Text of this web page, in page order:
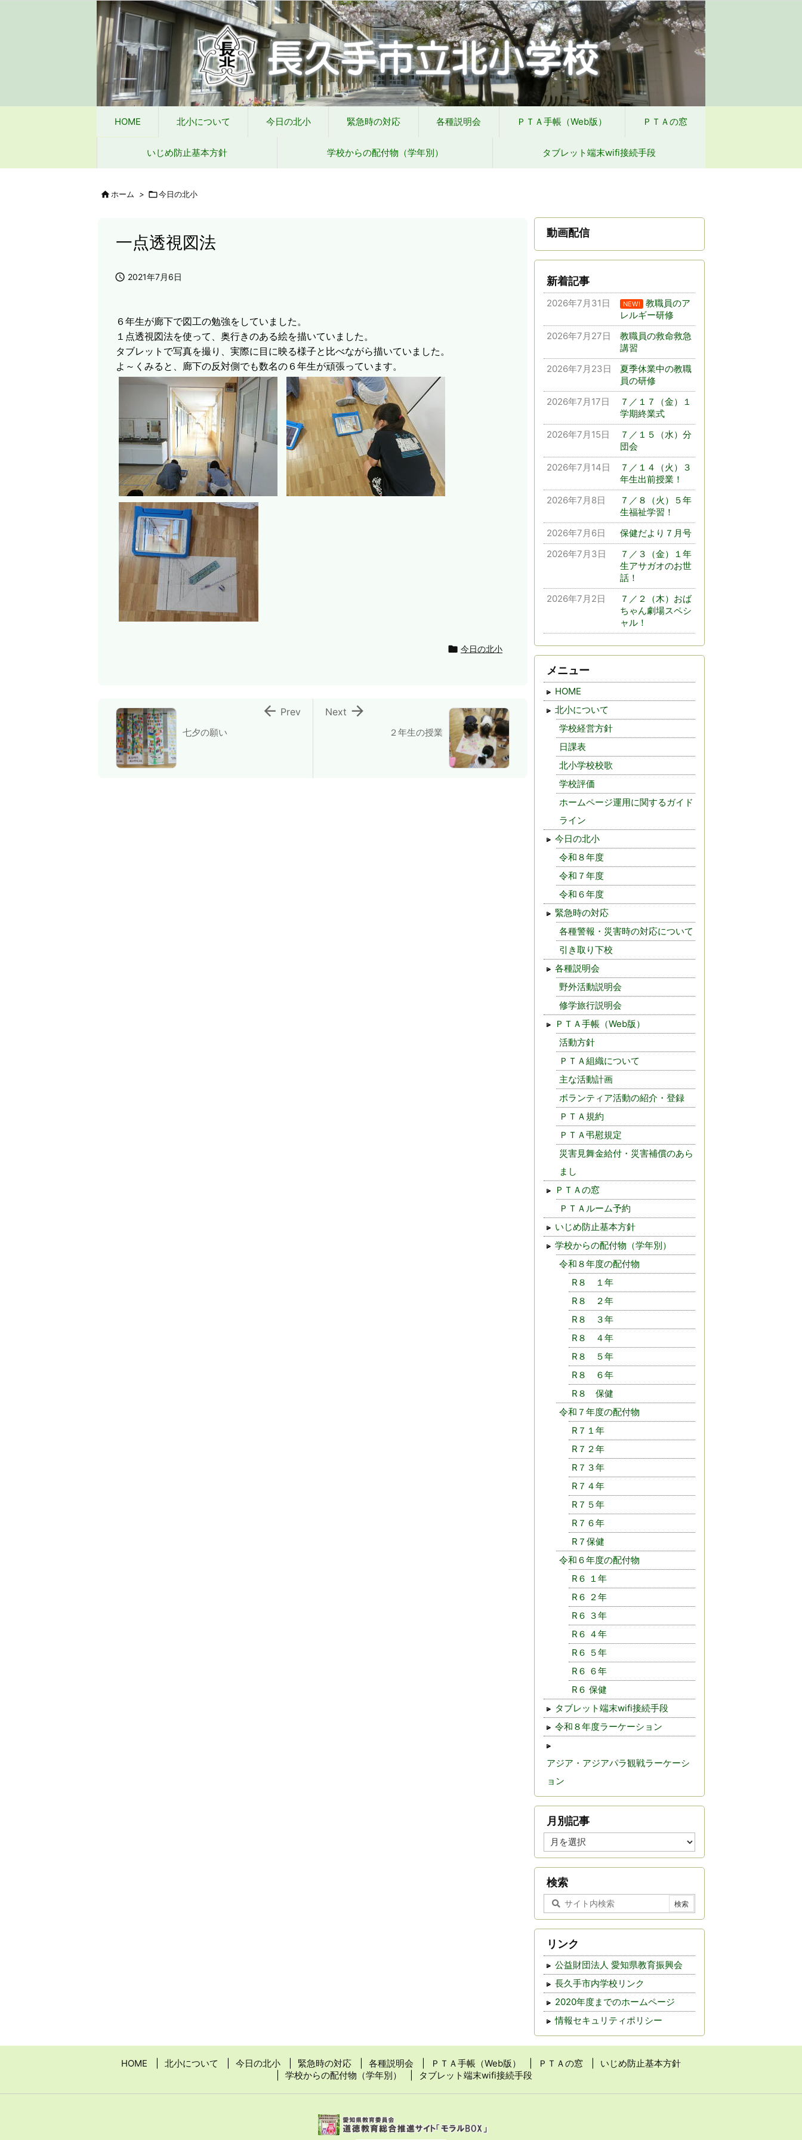
HOME 北小について 今日の北小 緊急時の対応 各種説明会 ＰＴＡ手帳（Web版） ＰＴＡの窓
いじめ防止基本方針 学校からの配付物（学年別） タブレット端末wifi接続手段
HOME 北小について 今日の北小 緊急時の対応 各種説明会 ＰＴＡ手帳（Web版） ＰＴＡの窓 いじめ防止基本方針
学校からの配付物（学年別）
タブレット端末wifi接続手段
ホーム > 今日の北小
一点透視図法
 2021年7月6日
６年生が廊下で図工の勉強をしていました。
１点透視図法を使って、奥行きのある絵を描いていました。
タブレットで写真を撮り、実際に目に映る様子と比べながら描いていました。
よ～くみると、廊下の反対側でも数名の６年生が頑張っています。
 今日の北小
２年生の授業

Next
七夕の願い
 Prev
動画配信
新着記事
2026年7月31日 NEW!
教職員のア
レルギー研修
2026年7月27日
教職員の救命救急
講習
2026年7月23日
夏季休業中の教職
員の研修
2026年7月17日
７／１７（金）１
学期終業式
2026年7月15日
７／１５（水）分
団会
2026年7月14日
７／１４（火）３
年生出前授業！
2026年7月8日
７／８（火）５年
生福祉学習！
2026年7月6日
保健だより７月号
2026年7月3日
７／３（金）１年
生アサガオのお世
話！
2026年7月2日
７／２（木）おば
ちゃん劇場スペシ
ャル！
メニュー
HOME
北小について
学校経営方針
日課表
北小学校校歌
学校評価
ホームページ運用に関するガイド
ライン
今日の北小
令和８年度
令和７年度
令和６年度
緊急時の対応
各種警報・災害時の対応について
引き取り下校
各種説明会
野外活動説明会
修学旅行説明会
ＰＴＡ手帳（Web版）
活動方針
ＰＴＡ組織について
主な活動計画
ボランティア活動の紹介・登録
ＰＴＡ規約
ＰＴＡ弔慰規定
災害見舞金給付・災害補償のあら
まし
ＰＴＡの窓
ＰＴＡルーム予約
いじめ防止基本方針
学校からの配付物（学年別）
令和８年度の配付物
R８ １年
R８ ２年
R８ ３年
R８ ４年
R８ ５年
R８ ６年
R８ 保健
令和７年度の配付物
R７１年
R７２年
R７３年
R７４年
R７５年
R７６年
R７保健
令和６年度の配付物
R６ １年
R６ ２年
R６ ３年
R６ ４年
R６ ５年
R６ ６年
R６ 保健
タブレット端末wifi接続手段
令和８年度ラーケーション
アジア・アジアパラ観戦ラーケーシ
ョン
月別記事
月
別
記
事
検索
リンク
公益財団法人 愛知県教育振興会
長久手市内学校リンク
2020年度までのホームページ
情報セキュリティポリシー
HOME 北小について 今日の北小 緊急時の対応 各種説明会 ＰＴＡ手帳（Web版） ＰＴＡの窓
いじめ防止基本方針
学校からの配付物（学年別）
タブレット端末wifi接続手段